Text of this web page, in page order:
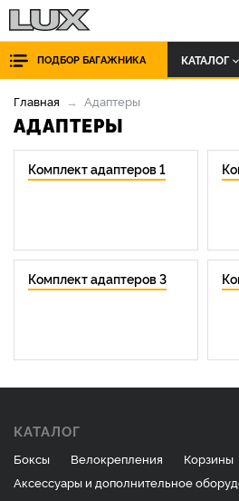
ПОДБОР БАГАЖНИКА КАТАЛОГ
Главная Адаптеры
АДАПТЕРЫ
Комплект адаптеров 1
Комплект адаптеров 3
КАТАЛОГ
Боксы Велокрепления Корзины
Аксессуары и дополнительное